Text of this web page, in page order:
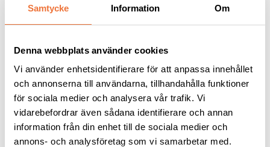
Samtycke Information Om
Denna webbplats använder cookies
Vi använder enhetsidentifierare för att anpassa innehållet
och annonserna till användarna, tillhandahålla funktioner
för sociala medier och analysera vår trafik. Vi
vidarebefordrar även sådana identifierare och annan
information från din enhet till de sociala medier och
annons- och analysföretag som vi samarbetar med.
Andra köpte även